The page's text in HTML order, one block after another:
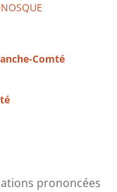
Comté
prononcées